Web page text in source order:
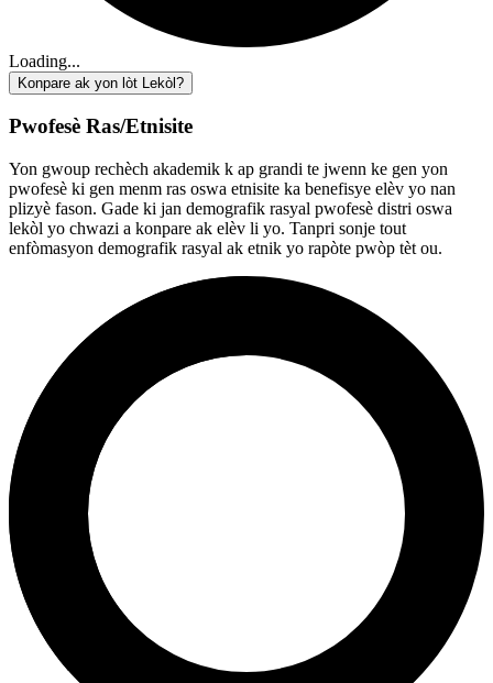
Loading...
Konpare ak yon lòt Lekòl?
Pwofesè Ras/Etnisite
Yon gwoup rechèch akademik k ap grandi te jwenn ke gen yon
pwofesè ki gen menm ras oswa etnisite ka benefisye elèv yo nan
plizyè fason. Gade ki jan demografik rasyal pwofesè distri oswa
lekòl yo chwazi a konpare ak elèv li yo. Tanpri sonje tout
enfòmasyon demografik rasyal ak etnik yo rapòte pwòp tèt ou.